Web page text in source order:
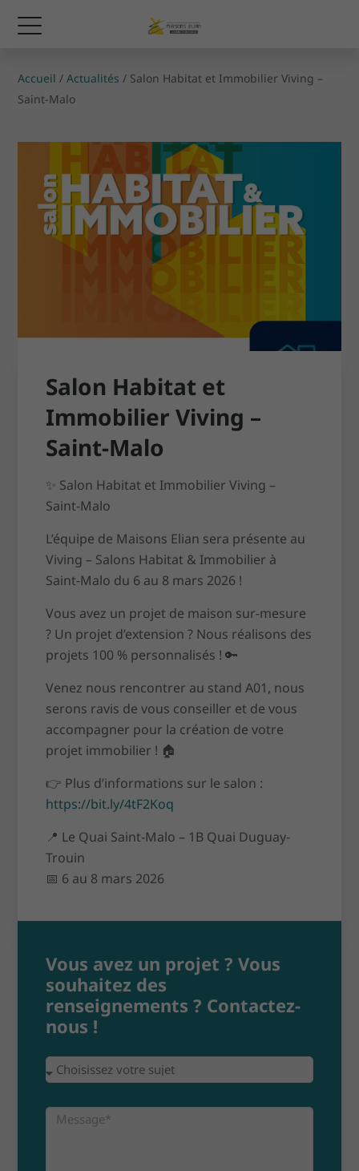
Accueil /Actualités / Salon Habitat et Immobilier Viving –
Saint-Malo
Salon Habitat et
Immobilier Viving –
Saint-Malo
✨ Salon Habitat et Immobilier Viving –
Saint-Malo
L’équipe de Maisons Elian sera présente au
Viving – Salons Habitat & Immobilier à
Saint-Malo du 6 au 8 mars 2026 !
Vous avez un projet de maison sur-mesure
? Un projet d’extension ? Nous réalisons des
projets 100 % personnalisés ! 🔑
Venez nous rencontrer au stand A01, nous
serons ravis de vous conseiller et de vous
accompagner pour la création de votre
projet immobilier ! 🏠
👉 Plus d’informations sur le salon :
https://bit.ly/4tF2Koq
📍 Le Quai Saint-Malo – 1B Quai Duguay-
Trouin
📅 6 au 8 mars 2026
Vous avez un projet ? Vous
souhaitez des
renseignements ? Contactez-
nous !